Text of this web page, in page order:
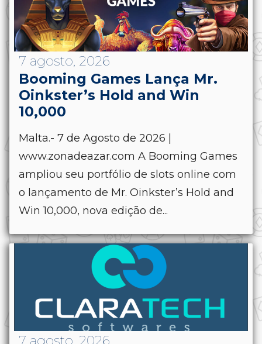
7 agosto, 2026
Booming Games Lança Mr.
Oinkster’s Hold and Win
10,000
Malta.- 7 de Agosto de 2026 |
www.zonadeazar.com A Booming Games
ampliou seu portfólio de slots online com
o lançamento de Mr. Oinkster’s Hold and
Win 10,000, nova edição de...